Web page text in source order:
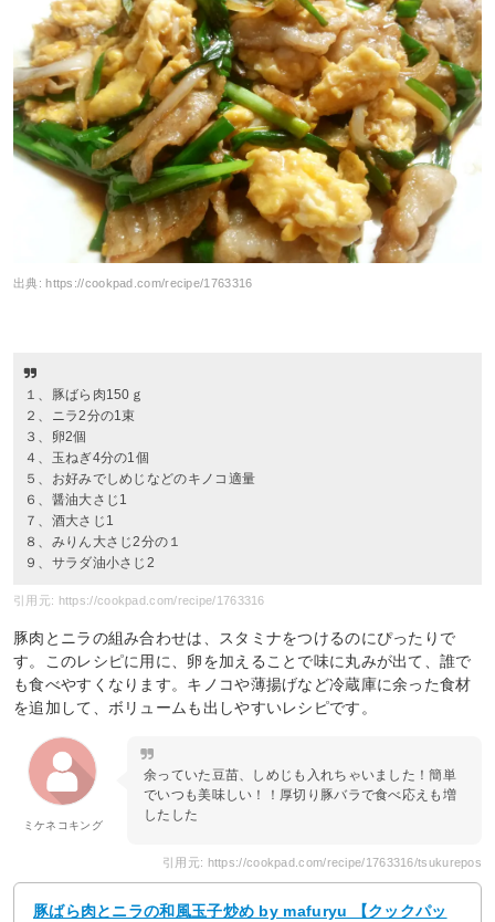
出典: https://cookpad.com/recipe/1763316
１、豚ばら肉150ｇ
２、ニラ2分の1束
３、卵2個
４、玉ねぎ4分の1個
５、お好みでしめじなどのキノコ適量
６、醤油大さじ1
７、酒大さじ1
８、みりん大さじ2分の１
９、サラダ油小さじ2
引用元: https://cookpad.com/recipe/1763316
豚肉とニラの組み合わせは、スタミナをつけるのにぴったりで
す。このレシピに用に、卵を加えることで味に丸みが出て、誰で
も食べやすくなります。キノコや薄揚げなど冷蔵庫に余った食材
を追加して、ボリュームも出しやすいレシピです。
ミケネコキング
余っていた豆苗、しめじも入れちゃいました！簡単
でいつも美味しい！！厚切り豚バラで食べ応えも増
したした
引用元: https://cookpad.com/recipe/1763316/tsukurepos
豚ばら肉とニラの和風玉子炒め by mafuryu 【クックパッ